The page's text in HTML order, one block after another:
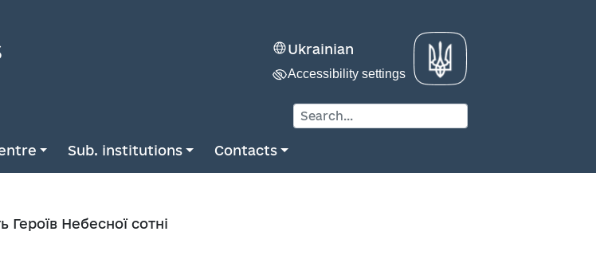
Ukrainian
Accessibility settings
Sub. institutions Contacts
Небесної сотні